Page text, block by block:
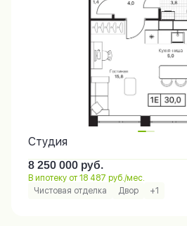
Студия
8 250 000 руб.
В ипотеку от 18 487 руб./мес.
Чистовая отделка
Двор +1